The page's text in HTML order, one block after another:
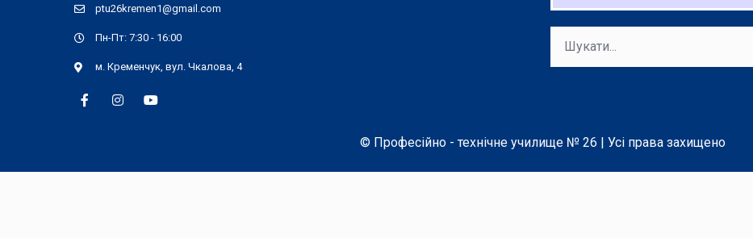
ptu26kremen1@gmail.com
Пн-Пт: 7:30 - 16:00
м. Кременчук, вул. Чкалова, 4
© Професійно - технічне училище № 26 | Усі права захищено